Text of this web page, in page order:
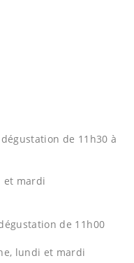
de 11h30 à
et mardi
de 11h00
lundi et mardi